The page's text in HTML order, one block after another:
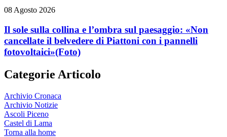
08 Agosto 2026
Il sole sulla collina e l’ombra sul paesaggio: «Non
cancellate il belvedere di Piattoni con i pannelli
fotovoltaici»(Foto)
Categorie Articolo
Archivio Cronaca
Archivio Notizie
Ascoli Piceno
Castel di Lama
Torna alla home